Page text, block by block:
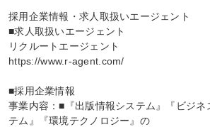
採用企業情報・求人取扱いエージェント
■求人取扱いエージェント
リクルートエージェント
https://www.r-agent.com/
■採用企業情報
事業内容：■『出版情報システム』『ビジネ
テム』『環境テクノロジー』の